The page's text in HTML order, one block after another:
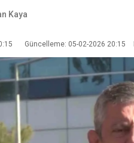
Kaya
Güncelleme: 05-02-2026 20:15